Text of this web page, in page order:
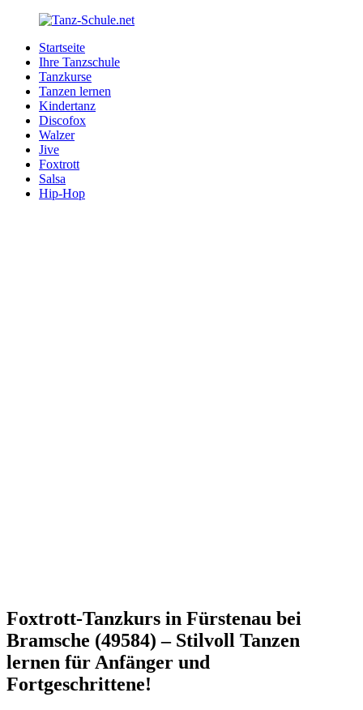
Zurück
Inhalt
Tanz-
Schule.net
Ihre
Tanzschule
Internet
Startseite
Ihre Tanzschule
Tanzkurse
Tanzen lernen
Kindertanz
Discofox
Walzer
Jive
Foxtrott
Salsa
Hip-Hop
Foxtrott-Tanzkurs in Fürstenau bei
Bramsche (49584) – Stilvoll Tanzen
lernen für Anfänger und
Fortgeschrittene!